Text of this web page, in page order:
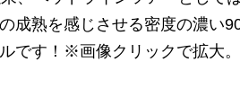
成熟を感じさせる密度の濃い
です！※画像クリックで拡大。